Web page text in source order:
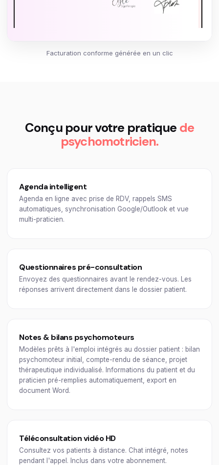
Facturation conforme générée en un clic
Conçu pour votre pratique de
psychomotricien.
Agenda intelligent
Agenda en ligne avec prise de RDV, rappels SMS
automatiques, synchronisation Google/Outlook et vue
multi-praticien.
Questionnaires pré-consultation
Envoyez des questionnaires avant le rendez-vous. Les
réponses arrivent directement dans le dossier patient.
Notes & bilans psychomoteurs
Modèles prêts à l'emploi intégrés au dossier patient : bilan
psychomoteur initial, compte-rendu de séance, projet
thérapeutique individualisé. Informations du patient et du
praticien pré-remplies automatiquement, export en
document Word.
Téléconsultation vidéo HD
Consultez vos patients à distance. Chat intégré, notes
pendant l'appel. Inclus dans votre abonnement.